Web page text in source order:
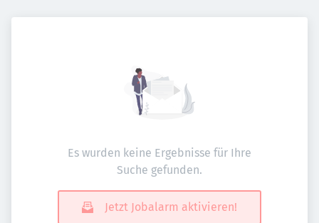
Es wurden keine Ergebnisse für Ihre
Suche gefunden.
Jetzt Jobalarm aktivieren!